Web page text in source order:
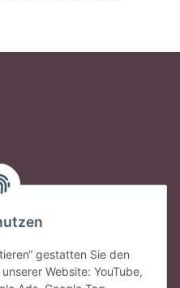
gestatten Sie den
Website: YouTube,